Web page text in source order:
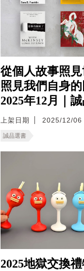
從個人故事照
照見我們自身
2025年12月｜
上架日期 2025/12/06
誠品選書
2025地獄交換